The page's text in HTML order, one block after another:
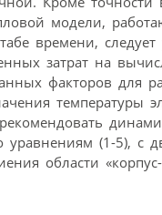
модели,
времени, следует
затрат на
факторов для
температуры
уравнениям (1-5), с
области